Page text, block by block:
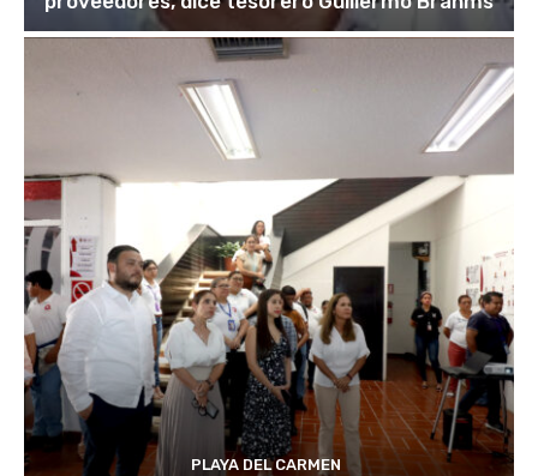
PLAYA DEL CARMEN